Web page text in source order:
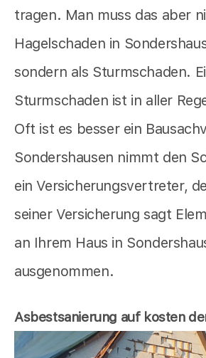
tragen. Man muss das aber
Hagelschaden in
sondern als Sturmschaden.
Sturmschaden ist in aller
Oft ist es besser ein
Sondershausen nimmt den
ein Versicherungsvertreter,
seiner Versicherung sagt
an Ihrem Haus in
ausgenommen.
Asbestsanierung auf kosten